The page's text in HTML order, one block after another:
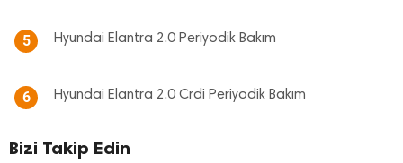
5 Hyundai Elantra 2.0 Periyodik Bakım
6 Hyundai Elantra 2.0 Crdi Periyodik Bakım
Bizi Takip Edin